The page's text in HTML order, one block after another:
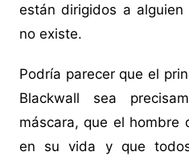
están dirigidos a
no existe.
Podría parecer que el
Blackwall sea
máscara, que el hombre
en su vida y que